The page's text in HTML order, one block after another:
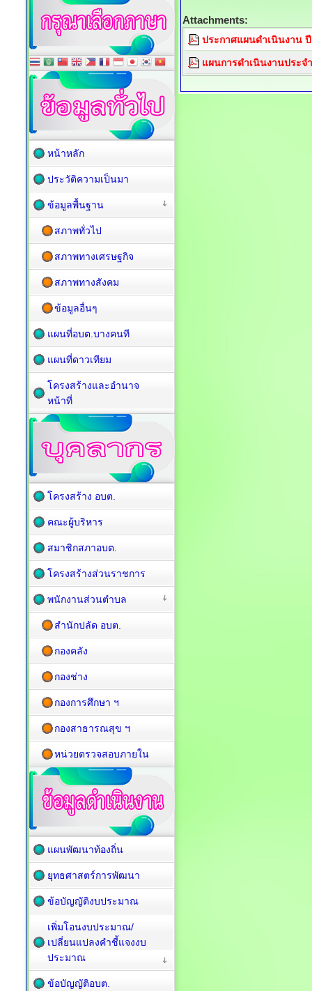
Attachments:
ประกาศแผนดำเนินงาน
แผนการดำเนินงานประ
หน้าหลัก
ประวัติความเป็นมา
ข้อมูลพื้นฐาน
สภาพทั่วไป
สภาพทางเศรษฐกิจ
สภาพทางสังคม
ข้อมูลอื่นๆ
แผนที่อบต.บางคนที
แผนที่ดาวเทียม
โครงสร้างและอำนาจ
หน้าที่
โครงสร้าง อบต.
คณะผู้บริหาร
สมาชิกสภาอบต.
โครงสร้างส่วนราชการ
พนักงานส่วนตำบล
สำนักปลัด อบต.
กองคลัง
กองช่าง
กองการศึกษา ฯ
กองสาธารณสุข ฯ
หน่วยตรวจสอบภายใน
แผนพัฒนาท้องถิ่น
ยุทธศาสตร์การพัฒนา
ข้อบัญญัติงบประมาณ
เพิ่มโอนงบประมาณ/
เปลี่ยนแปลงคำชี้แจงงบ
ประมาณ
ข้อบัญญัติอบต.